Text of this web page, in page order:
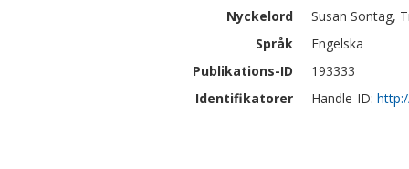
Nyckelord
Susan Sontag,
Språk
Engelska
Publikations-ID
193333
Identifikatorer
Handle-ID: